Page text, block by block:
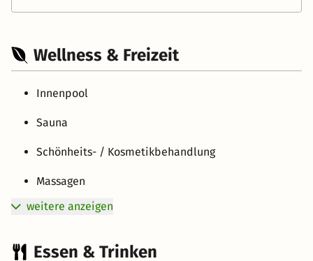
Wellness & Freizeit
Innenpool
Sauna
Schönheits- / Kosmetikbehandlung
Massagen
weitere anzeigen
Essen & Trinken